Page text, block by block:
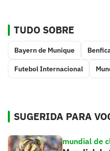
TUDO SOBRE
Bayern de Munique
Futebol Internacional
SUGERIDA PARA
mundial de